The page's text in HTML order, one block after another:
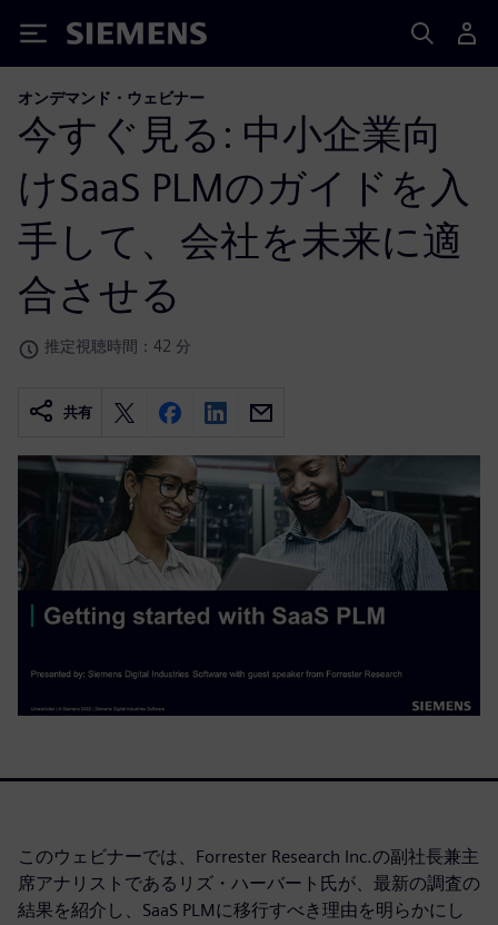
Siemens
オンデマンド・ウェビナー
今すぐ見る: 中小企業向
けSaaS PLMのガイドを入
手して、会社を未来に適
合させる
推定視聴時間：42 分
共有
このウェビナーでは、Forrester Research Inc.の副社長兼主
席アナリストであるリズ・ハーバート氏が、最新の調査の
結果を紹介し、SaaS PLMに移行すべき理由を明らかにし